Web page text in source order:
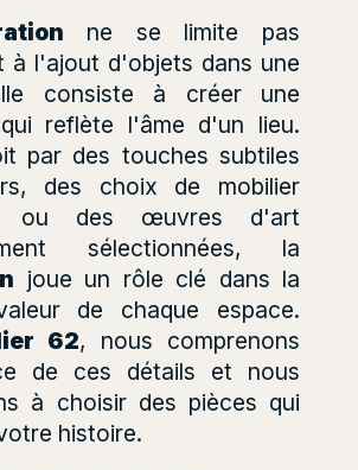
ne se limite pas
à l'ajout d'objets dans une
consiste à créer une
reflète l'âme d'un lieu.
par des touches subtiles
des choix de mobilier
ou des œuvres d'art
sélectionnées, la
joue un rôle clé dans la
de chaque espace.
62, nous comprenons
de ces détails et nous
à choisir des pièces qui
histoire.